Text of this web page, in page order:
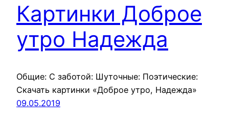
Картинки Доброе
утро Надежда
Общие: С заботой: Шуточные: Поэтические:
Скачать картинки «Доброе утро, Надежда»
09.05.2019